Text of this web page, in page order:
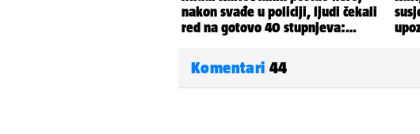
Komentari 44